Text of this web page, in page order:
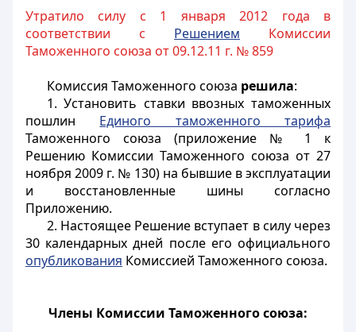
Утратило силу с 1 января 2012 года в
соответствии с Решением Комиссии
Таможенного союза от 09.12.11 г. № 859
Комиссия Таможенного союза решила:
1. Установить ставки ввозных таможенных
пошлин Единого таможенного тарифа
Таможенного союза (приложение № 1 к
Решению Комиссии Таможенного союза от 27
ноября 2009 г. № 130) на бывшие в эксплуатации
и восстановленные шины согласно
Приложению.
2. Настоящее Решение вступает в силу через
30 календарных дней после его официального
опубликования Комиссией Таможенного союза.
Члены Комиссии Таможенного союза: